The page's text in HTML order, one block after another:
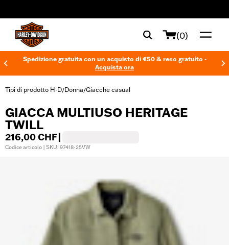
(0)
Spedizione gratuita con un acquisto di €50 & reso gratuito -
Acquista ora
Tipi di prodotto H-D/Donna/Giacche casual
GIACCA MULTIUSO HERITAGE
TWILL
216,00 CHF
Codice articolo | SKU: 97418-25VW